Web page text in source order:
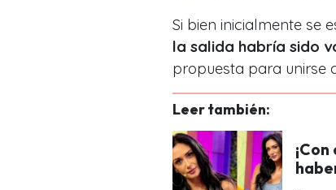
Si bien inicialmente se
la salida habría sido
propuesta para unirse
Leer también: